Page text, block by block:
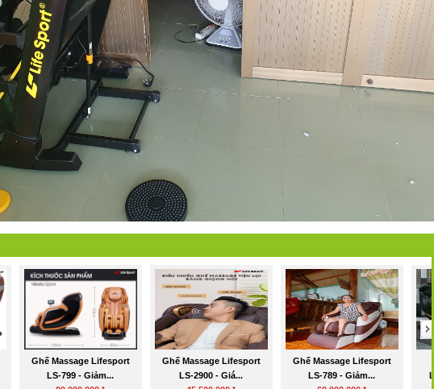
Ghế Massage Lifesport
LS-799 - Giảm...
Ghế Massage Lifesport
LS-2900 - Giá...
Ghế Massage Lifesport
LS-789 - Giảm...